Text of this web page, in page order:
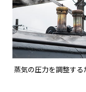
蒸気の圧力を調整する